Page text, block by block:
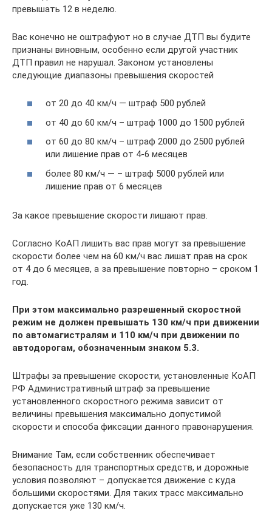
превышать 12 в неделю.
Вас конечно не оштрафуют но в случае ДТП вы будите
признаны виновным, особенно если другой участник
ДТП правил не нарушал. Законом установлены
следующие диапазоны превышения скоростей
от 20 до 40 км/ч — штраф 500 рублей
от 40 до 60 км/ч – штраф 1000 до 1500 рублей
от 60 до 80 км/ч – штраф 2000 до 2500 рублей
или лишение прав от 4-6 месяцев
более 80 км/ч — – штраф 5000 рублей или
лишение прав от 6 месяцев
За какое превышение скорости лишают прав.
Согласно КоАП лишить вас прав могут за превышение
скорости более чем на 60 км/ч вас лишат прав на срок
от 4 до 6 месяцев, а за превышение повторно – сроком 1
год.
При этом максимально разрешенный скоростной
режим не должен превышать 130 км/ч при движении
по автомагистралям и 110 км/ч при движении по
автодорогам, обозначенным знаком 5.3.
Штрафы за превышение скорости, установленные КоАП
РФ Административный штраф за превышение
установленного скоростного режима зависит от
величины превышения максимально допустимой
скорости и способа фиксации данного правонарушения.
Внимание Там, если собственник обеспечивает
безопасность для транспортных средств, и дорожные
условия позволяют – допускается движение с куда
большими скоростями. Для таких трасс максимально
допускается уже 130 км/ч.